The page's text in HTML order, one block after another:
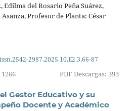
Edilma del Rosario Peña Suárez,
Profesor de Planta: César
2987.2025.10.E2.3.66-87
PDF Descargas: 393
Gestor Educativo y su
Docente y Académico